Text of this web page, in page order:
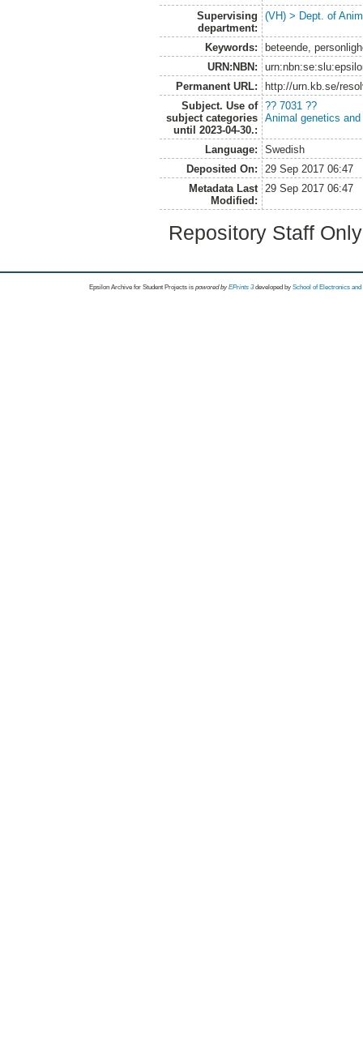
Supervising
department:
(VH) > Dept. of
Keywords:
beteende,
URN:NBN:
Permanent URL:
http://urn.kb.se/
Subject. Use of
subject categories
until 2023-04-30.:
?? 7031 ??
Animal genetics and
Language:
Swedish
Deposited On:
29 Sep 2017 06:47
Metadata Last
Modified:
29 Sep 2017 06:47
Repository Staff
Epsilon Archive for Student Projects is powored byEPrints 3 developed by School of Electronics